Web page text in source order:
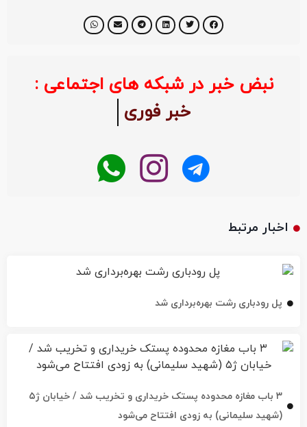
نبض خبر در شبکه های اجتماعی :
خبر فوری
اخبار مرتبط
پل رودباری رشت بهره‌برداری شد
۳ باب مغازه محدوده پستک خریداری و تخریب شد / خیابان ژ۵
(شهید سلیمانی) به زودی افتتاح می‌شود